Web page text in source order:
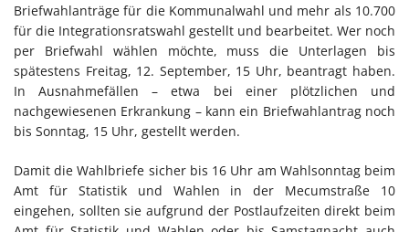
Briefwahlanträge für die Kommunalwahl und mehr als 10.700
für die Integrationsratswahl gestellt und bearbeitet. Wer noch
per Briefwahl wählen möchte, muss die Unterlagen bis
spätestens Freitag, 12. September, 15 Uhr, beantragt haben.
In Ausnahmefällen – etwa bei einer plötzlichen und
nachgewiesenen Erkrankung – kann ein Briefwahlantrag noch
bis Sonntag, 15 Uhr, gestellt werden.
Damit die Wahlbriefe sicher bis 16 Uhr am Wahlsonntag beim
Amt für Statistik und Wahlen in der Mecumstraße 10
eingehen, sollten sie aufgrund der Postlaufzeiten direkt beim